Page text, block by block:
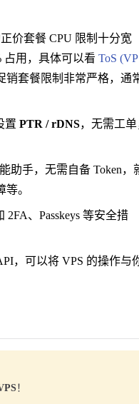
价套餐 CPU 限制十分宽
占用，具体可以看 ToS
销套餐限制非常严格，通
置 PTR / rDNS，无需工
助手，无需自备 Token，
。
2FA、Passkeys 等安全措
，可以将 VPS 的操作与
！